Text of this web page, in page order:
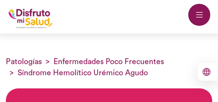
Patologías
Enfermedades Poco Frecuentes
Síndrome Hemolítico Urémico Agudo